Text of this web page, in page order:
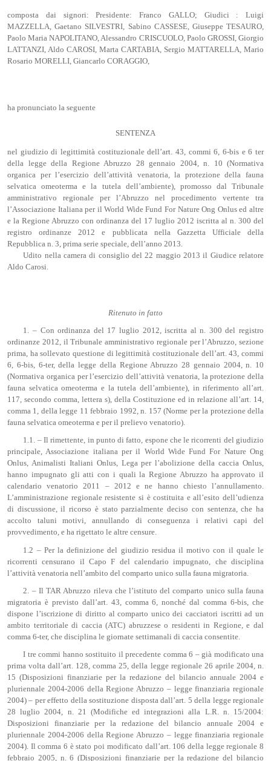
composta dai signori: Presidente: Franco GALLO; Giudici : Luigi
MAZZELLA, Gaetano SILVESTRI, Sabino CASSESE, Giuseppe TESAURO,
Paolo Maria NAPOLITANO, Alessandro CRISCUOLO, Paolo GROSSI, Giorgio
LATTANZI, Aldo CAROSI, Marta CARTABIA, Sergio MATTARELLA, Mario
Rosario MORELLI, Giancarlo CORAGGIO,
ha pronunciato la seguente
SENTENZA
nel giudizio di legittimità costituzionale dell’art. 43, commi 6, 6-bis e 6 ter
della legge della Regione Abruzzo 28 gennaio 2004, n. 10 (Normativa
organica per l’esercizio dell’attività venatoria, la protezione della fauna
selvatica omeoterma e la tutela dell’ambiente), promosso dal Tribunale
amministrativo regionale per l’Abruzzo nel procedimento vertente tra
l’Associazione Italiana per il World Wide Fund For Nature Ong Onlus ed altre
e la Regione Abruzzo con ordinanza del 17 luglio 2012 iscritta al n. 300 del
registro ordinanze 2012 e pubblicata nella Gazzetta Ufficiale della
Repubblica n. 3, prima serie speciale, dell’anno 2013.
Udito nella camera di consiglio del 22 maggio 2013 il Giudice relatore
Aldo Carosi.
Ritenuto in fatto
1. – Con ordinanza del 17 luglio 2012, iscritta al n. 300 del registro
ordinanze 2012, il Tribunale amministrativo regionale per l’Abruzzo, sezione
prima, ha sollevato questione di legittimità costituzionale dell’art. 43, commi
6, 6-bis, 6-ter, della legge della Regione Abruzzo 28 gennaio 2004, n. 10
(Normativa organica per l’esercizio dell’attività venatoria, la protezione della
fauna selvatica omeoterma e la tutela dell’ambiente), in riferimento all’art.
117, secondo comma, lettera s), della Costituzione ed in relazione all’art. 14,
comma 1, della legge 11 febbraio 1992, n. 157 (Norme per la protezione della
fauna selvatica omeoterma e per il prelievo venatorio).
1.1. – Il rimettente, in punto di fatto, espone che le ricorrenti del giudizio
principale, Associazione italiana per il World Wide Fund For Nature Ong
Onlus, Animalisti Italiani Onlus, Lega per l’abolizione della caccia Onlus,
hanno impugnato gli atti con i quali la Regione Abruzzo ha approvato il
calendario venatorio 2011 – 2012 e ne hanno chiesto l’annullamento.
L’amministrazione regionale resistente si è costituita e all’esito dell’udienza
di discussione, il ricorso è stato parzialmente deciso con sentenza, che ha
accolto taluni motivi, annullando di conseguenza i relativi capi del
provvedimento, e ha rigettato le altre censure.
1.2 – Per la definizione del giudizio residua il motivo con il quale le
ricorrenti censurano il Capo F del calendario impugnato, che disciplina
l’attività venatoria nell’ambito del comparto unico sulla fauna migratoria.
2. – Il TAR Abruzzo rileva che l’istituto del comparto unico sulla fauna
migratoria è previsto dall’art. 43, comma 6, nonché dal comma 6-bis, che
dispone l’iscrizione di diritto al comparto unico dei cacciatori iscritti ad un
ambito territoriale di caccia (ATC) abruzzese o residenti in Regione, e dal
comma 6-ter, che disciplina le giornate settimanali di caccia consentite.
I tre commi hanno sostituito il precedente comma 6 – già modificato una
prima volta dall’art. 128, comma 25, della legge regionale 26 aprile 2004, n.
15 (Disposizioni finanziarie per la redazione del bilancio annuale 2004 e
pluriennale 2004-2006 della Regione Abruzzo – legge finanziaria regionale
2004) – per effetto della sostituzione disposta dall’art. 5 della legge regionale
28 luglio 2004, n. 21 (Modifiche ed integrazioni alla L.R. n. 15/2004:
Disposizioni finanziarie per la redazione del bilancio annuale 2004 e
pluriennale 2004-2006 della Regione Abruzzo – legge finanziaria regionale
2004). Il comma 6 è stato poi modificato dall’art. 106 della legge regionale 8
febbraio 2005, n. 6 (Disposizioni finanziarie per la redazione del bilancio